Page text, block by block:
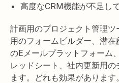
高度なCRM機能が不足し
計画用のプロジェクト管理
用のフォームビルダー、潜
のEメールプラットフォーム
レッドシート、社内更新用
ます。どれも効果がありま